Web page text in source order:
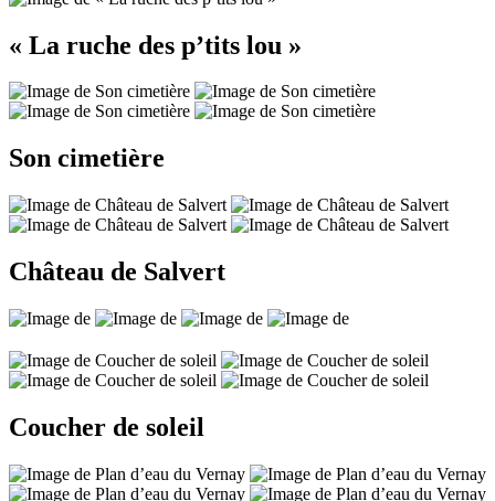
« La ruche des p’tits lou »
Son cimetière
Château de Salvert
Coucher de soleil